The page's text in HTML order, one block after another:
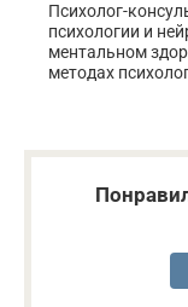
Психолог-
психологии и
ментальном
методах